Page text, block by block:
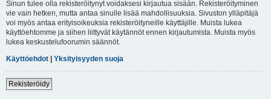
Sinun tulee olla rekisteröitynyt voidaksesi kirjautua sisään. Rekisteröityminen
vie vain hetken, mutta antaa sinulle lisää mahdollisuuksia. Sivuston ylläpitäjä
voi myös antaa erityisoikeuksia rekisteröityneille käyttäjille. Muista lukea
käyttöehtomme ja siihen liittyvät käytännöt ennen kirjautumista. Muista myös
lukea keskustelufoorumin säännöt.
Käyttöehdot | Yksityisyyden suoja
Rekisteröidy